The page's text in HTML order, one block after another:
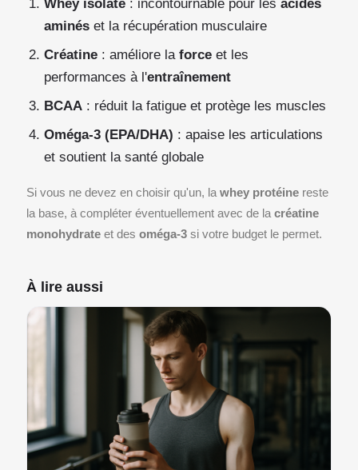
Whey isolate : incontournable pour les acides
aminés et la récupération musculaire
Créatine : améliore la force et les
performances à l'entraînement
BCAA : réduit la fatigue et protège les muscles
Oméga-3 (EPA/DHA) : apaise les articulations
et soutient la santé globale
Si vous ne devez en choisir qu'un, la whey protéine reste
la base, à compléter éventuellement avec de la créatine
monohydrate et des oméga-3 si votre budget le permet.
À lire aussi